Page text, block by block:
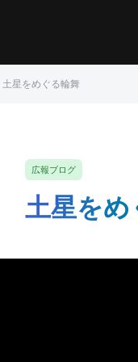
土星をめぐる輪舞
広報ブログ
土星を